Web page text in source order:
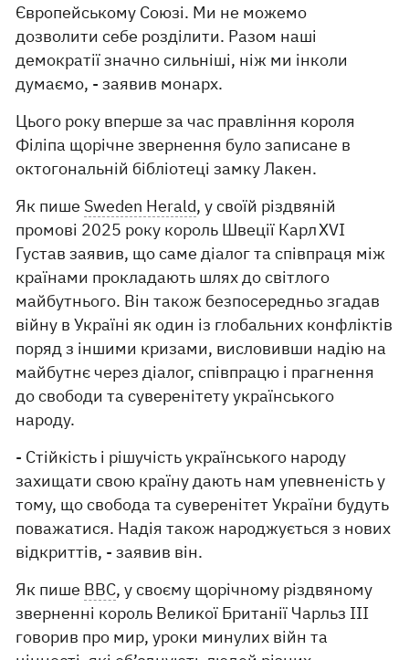
Європейському Союзі. Ми не можемо
дозволити себе розділити. Разом наші
демократії значно сильніші, ніж ми інколи
думаємо, - заявив монарх.
Цього року вперше за час правління короля
Філіпа щорічне звернення було записане в
октогональній бібліотеці замку Лакен.
Як пише Sweden Herald, у своїй різдвяній
промові 2025 року король Швеції Карл XVI
Густав заявив, що саме діалог та співпраця між
країнами прокладають шлях до світлого
майбутнього. Він також безпосередньо згадав
війну в Україні як один із глобальних конфліктів
поряд з іншими кризами, висловивши надію на
майбутнє через діалог, співпрацю і прагнення
до свободи та суверенітету українського
народу.
- Стійкість і рішучість українського народу
захищати свою країну дають нам упевненість у
тому, що свобода та суверенітет України будуть
поважатися. Надія також народжується з нових
відкриттів, - заявив він.
Як пише BBC, у своєму щорічному різдвяному
зверненні король Великої Британії Чарльз III
говорив про мир, уроки минулих війн та